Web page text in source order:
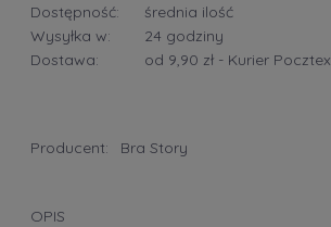
Dostępność:
średnia ilość
Wysyłka w:
24 godziny
Dostawa:
od 9,90 zł - Kurier Pocztex
Producent: Bra Story
OPIS